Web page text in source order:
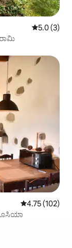
5 ರಲ್ಲಿ 5.0
5.0 (3)
5 ರಲ್ಲಿ 4.75
4.75 (102)